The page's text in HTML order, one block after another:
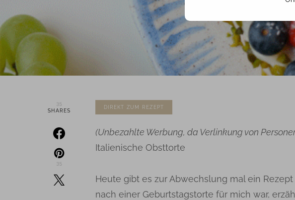
35
SHARES
35
DIREKT ZUM REZEPT
(Unbezahlte Werbung, da Verlinkung von
Italienische Obsttorte
Heute gibt es zur Abwechslung mal ein
nach einer Geburtstagstorte für mich war,